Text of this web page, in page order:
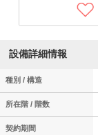
設備詳細情報
種別 / 構造
所在階 / 階数
契約期間